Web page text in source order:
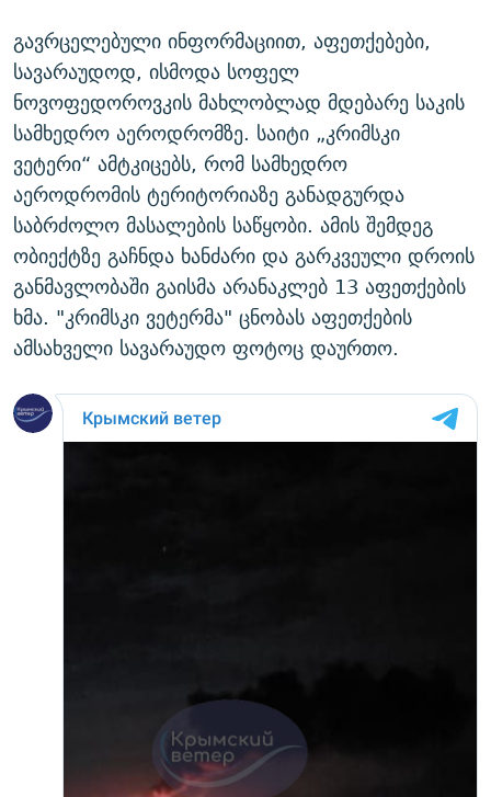
გავრცელებული ინფორმაციით, აფეთქებები,
სავარაუდოდ, ისმოდა სოფელ
ნოვოფედოროვკის მახლობლად მდებარე საკის
სამხედრო აეროდრომზე. საიტი „კრიმსკი
ვეტერი“ ამტკიცებს, რომ სამხედრო
აეროდრომის ტერიტორიაზე განადგურდა
საბრძოლო მასალების საწყობი. ამის შემდეგ
ობიექტზე გაჩნდა ხანძარი და გარკვეული დროის
განმავლობაში გაისმა არანაკლებ 13 აფეთქების
ხმა. "კრიმსკი ვეტერმა" ცნობას აფეთქების
ამსახველი სავარაუდო ფოტოც დაურთო.